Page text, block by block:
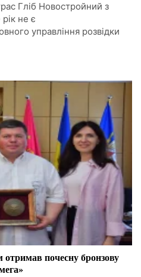
Гліб Новостройний з
не є
управління розвідки
почесну бронзову